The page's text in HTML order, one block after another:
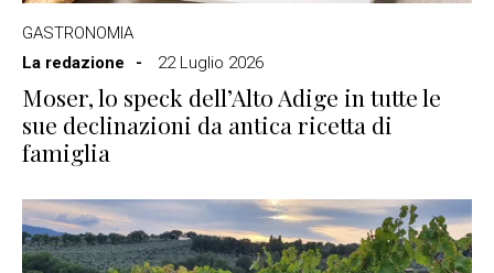
GASTRONOMIA
La redazione
22 Luglio 2026
Moser, lo speck dell’Alto Adige in tutte le
sue declinazioni da antica ricetta di
famiglia